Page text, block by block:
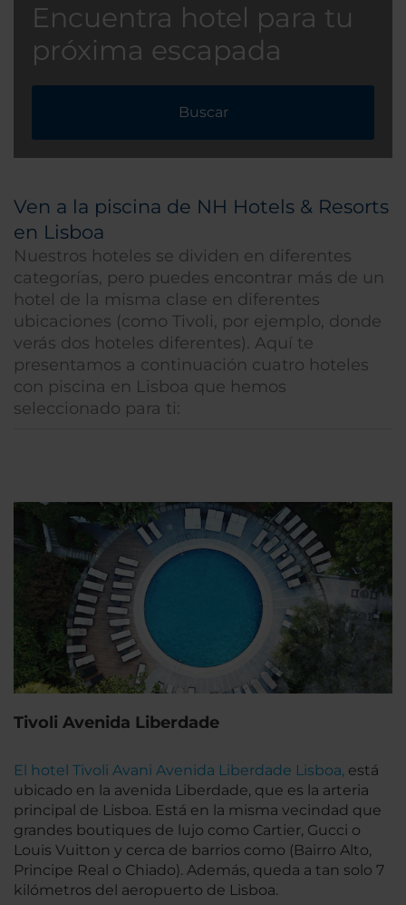
Encuentra hotel para tu
próxima escapada
Buscar
Ven a la piscina de NH Hotels & Resorts
en Lisboa
Nuestros hoteles se dividen en diferentes
categorías, pero puedes encontrar más de un
hotel de la misma clase en diferentes
ubicaciones (como Tivoli, por ejemplo, donde
verás dos hoteles diferentes). Aquí te
presentamos a continuación cuatro hoteles
con piscina en Lisboa que hemos
seleccionado para ti:
Tivoli Avenida Liberdade
El hotel Tivoli Avani Avenida Liberdade Lisboa, está
ubicado en la avenida Liberdade, que es la arteria
principal de Lisboa. Está en la misma vecindad que
grandes boutiques de lujo como Cartier, Gucci o
Louis Vuitton y cerca de barrios como (Bairro Alto,
Principe Real o Chiado). Además, queda a tan solo 7
kilómetros del aeropuerto de Lisboa.